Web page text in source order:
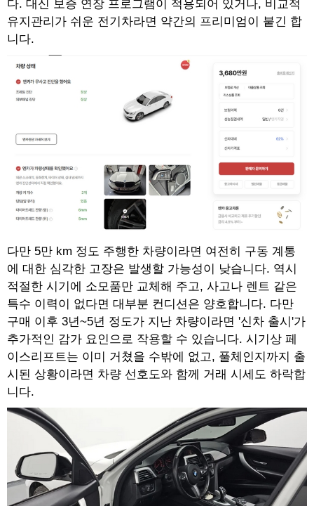
다. 대신 보증 연장 프로그램이 적용되어 있거나, 비교적
유지관리가 쉬운 전기차라면 약간의 프리미엄이 붙긴 합
니다.
다만 5만 km 정도 주행한 차량이라면 여전히 구동 계통
에 대한 심각한 고장은 발생할 가능성이 낮습니다. 역시
적절한 시기에 소모품만 교체해 주고, 사고나 렌트 같은
특수 이력이 없다면 대부분 컨디션은 양호합니다. 다만
구매 이후 3년~5년 정도가 지난 차량이라면 '신차 출시'가
추가적인 감가 요인으로 작용할 수 있습니다. 시기상 페
이스리프트는 이미 거쳤을 수밖에 없고, 풀체인지까지 출
시된 상황이라면 차량 선호도와 함께 거래 시세도 하락합
니다.